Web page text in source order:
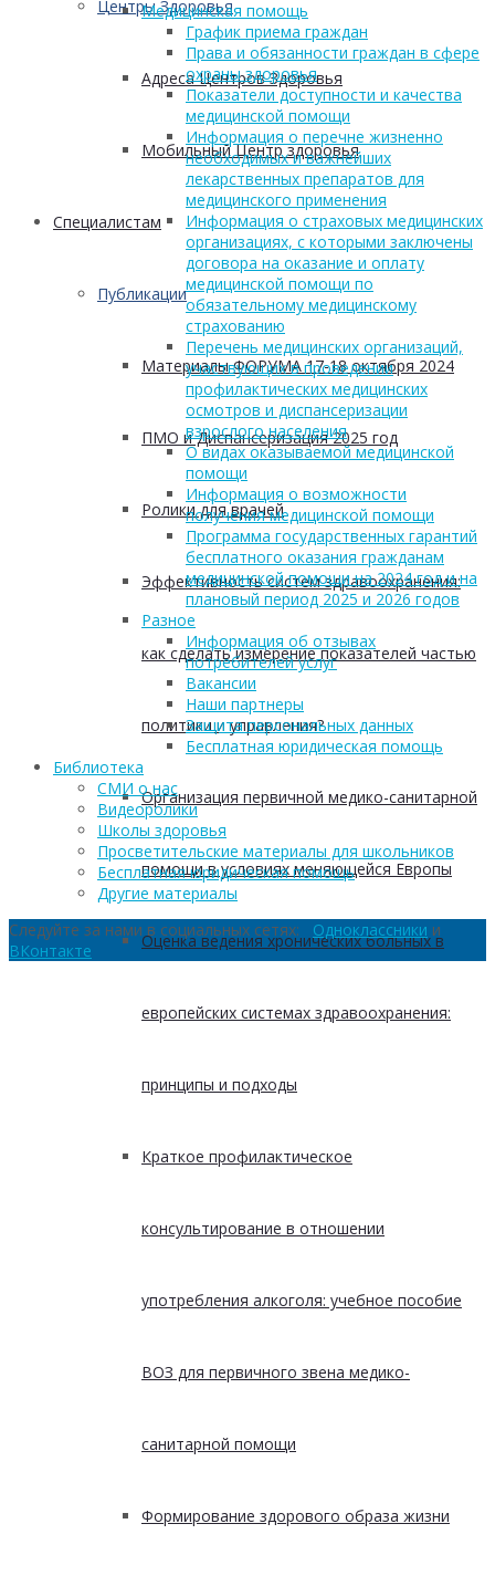
Центры Здоровья
Адреса Центров Здоровья
Мобильный Центр здоровья
Cпециалистам
Публикации
Материалы ФОРУМА 17-18 октября 2024
ПМО и Диспансеризация 2025 год
Ролики для врачей
Эффективность систем здравоохранения:
как сделать измерение показателей частью
политики и управления?
Организация первичной медико-санитарной
помощи в условиях меняющейся Европы
Оценка ведения хронических больных в
европейских системах здравоохранения:
принципы и подходы
Краткое профилактическое
консультирование в отношении
употребления алкоголя: учебное пособие
ВОЗ для первичного звена медико-
санитарной помощи
Формирование здорового образа жизни
Медицинская помощь
График приема граждан
Права и обязанности граждан в сфере
охраны здоровья
Показатели доступности и качества
медицинской помощи
Информация о перечне жизненно
необходимых и важнейших
лекарственных препаратов для
медицинского применения
Информация о страховых медицинских
организациях, с которыми заключены
договора на оказание и оплату
медицинской помощи по
обязательному медицинскому
страхованию
Перечень медицинских организаций,
участвующих в проведении
профилактических медицинских
осмотров и диспансеризации
взрослого населения
О видах оказываемой медицинской
помощи
Информация о возможности
получения медицинской помощи
Программа государственных гарантий
бесплатного оказания гражданам
медицинской помощи на 2024 год и на
плановый период 2025 и 2026 годов
Разное
Информация об отзывах
потребителей услуг
Вакансии
Наши партнеры
Защита персональных данных
Бесплатная юридическая помощь
Библиотека
СМИ о нас
Видеоролики
Школы здоровья
Просветительские материалы для школьников
Бесплатная юридическая помощь
Другие материалы
Следуйте за нами в социальных сетях: Одноклассники и
ВКонтакте